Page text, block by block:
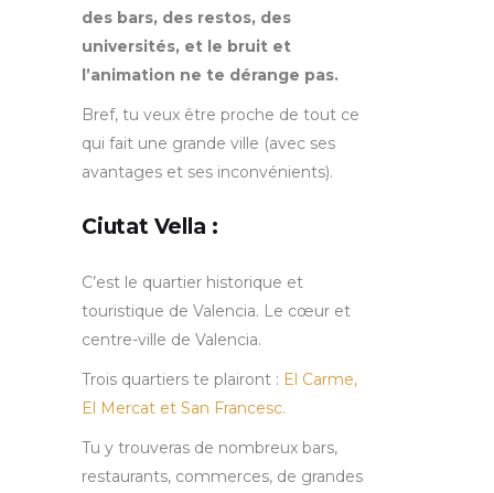
des bars, des restos, des
universités, et le bruit et
l’animation ne te dérange pas.
Bref, tu veux être proche de tout ce
qui fait une grande ville (avec ses
avantages et ses inconvénients).
Ciutat Vella :
C’est le quartier historique et
touristique de Valencia. Le cœur et
centre-ville de Valencia.
Trois quartiers te plairont : El Carme,
El Mercat et San Francesc.
Tu y trouveras de nombreux bars,
restaurants, commerces, de grandes